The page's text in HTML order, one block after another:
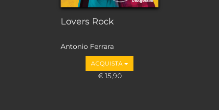
Lovers Rock
Antonio Ferrara
ACQUISTA
€ 15,90